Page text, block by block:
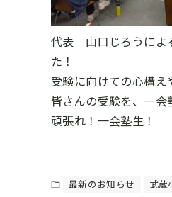
代表 山口じろうによ
た！
受験に向けての心構え
皆さんの受験を、一会
頑張れ！一会塾生！
最新のお知らせ 武蔵